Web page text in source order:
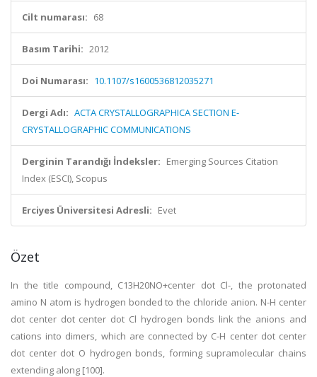
Cilt numarası: 68
Basım Tarihi: 2012
Doi Numarası: 10.1107/s1600536812035271
Dergi Adı: ACTA CRYSTALLOGRAPHICA SECTION E-
CRYSTALLOGRAPHIC COMMUNICATIONS
Derginin Tarandığı İndeksler: Emerging Sources Citation
Index (ESCI), Scopus
Erciyes Üniversitesi Adresli: Evet
Özet
In the title compound, C13H20NO+center dot Cl-, the protonated
amino N atom is hydrogen bonded to the chloride anion. N-H center
dot center dot center dot Cl hydrogen bonds link the anions and
cations into dimers, which are connected by C-H center dot center
dot center dot O hydrogen bonds, forming supramolecular chains
extending along [100].